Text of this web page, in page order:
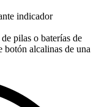
indicador
pilas o baterías de
alcalinas de una